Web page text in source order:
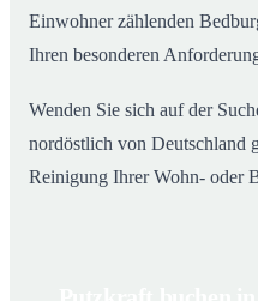
Einwohner zählenden
Ihren besonderen
Wenden Sie sich auf der
nordöstlich von Deutschland
Reinigung Ihrer Wohn- oder